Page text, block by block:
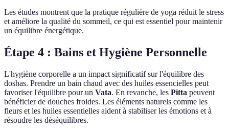
Les études montrent que la pratique régulière de yoga réduit le stress
et améliore la qualité du sommeil, ce qui est essentiel pour maintenir
un équilibre énergétique.
Étape 4 : Bains et Hygiène Personnelle
L'hygiène corporelle a un impact significatif sur l'équilibre des
doshas. Prendre un bain chaud avec des huiles essencielles peut
favoriser l'équilibre pour un Vata. En revanche, les Pitta peuvent
bénéficier de douches froides. Les éléments naturels comme les
fleurs et les huiles essentielles aident à stabiliser les émotions et à
résoudre les déséquilibres.